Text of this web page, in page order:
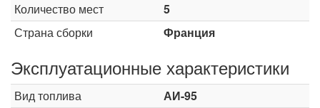
Количество мест
5
Страна сборки
Франция
Эксплуатационные характеристики
Вид топлива
АИ-95